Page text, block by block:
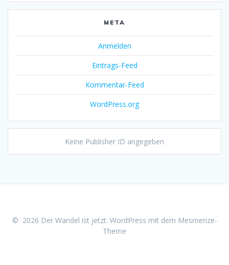
META
Anmelden
Eintrags-Feed
Kommentar-Feed
WordPress.org
Keine Publisher ID angegeben
© 2026 Der Wandel ist jetzt. WordPress mit dem Mesmerize-
Theme